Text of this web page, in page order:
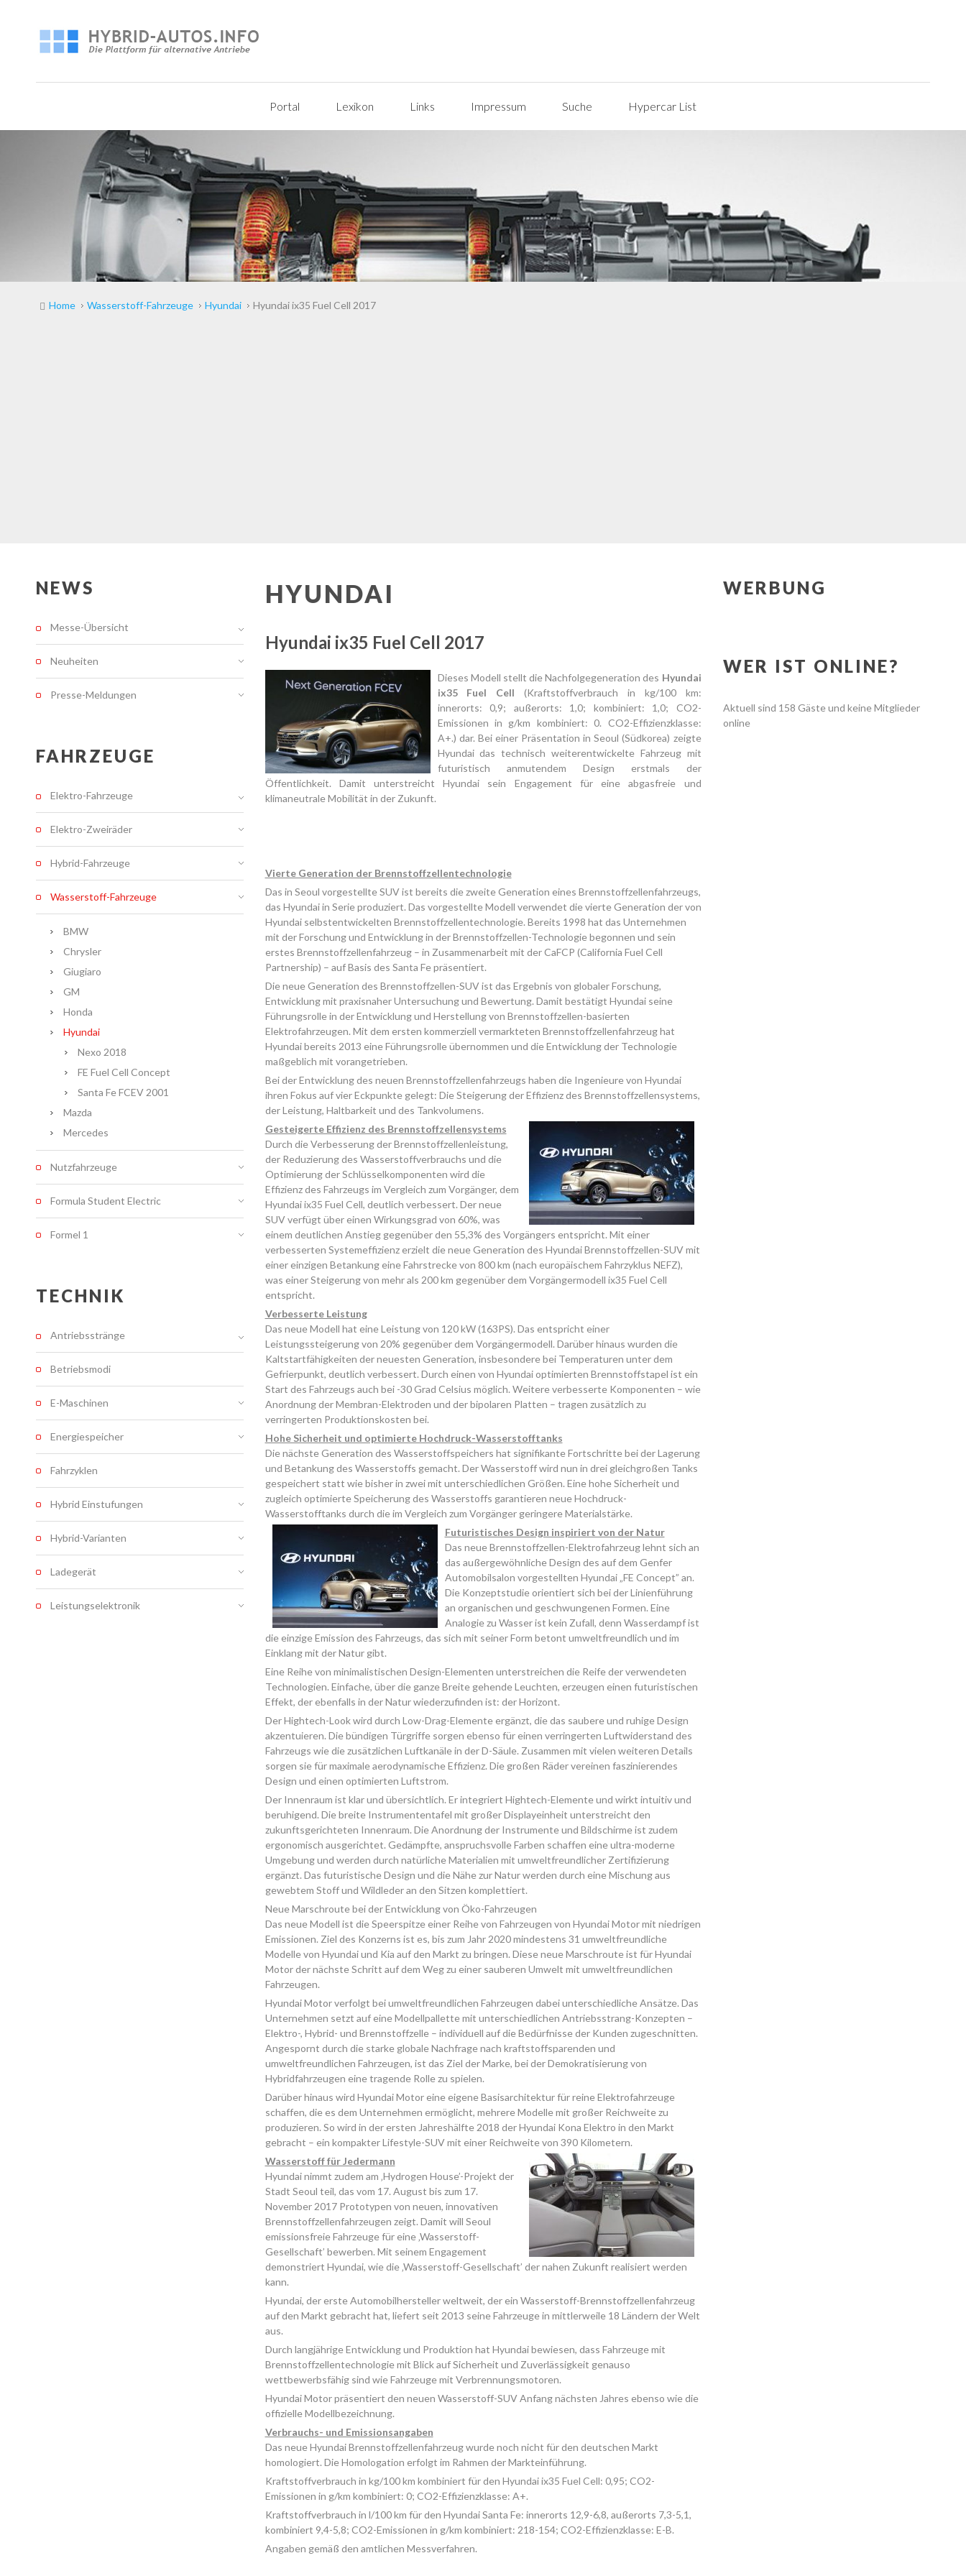
Portal Lexikon Links Impressum Suche Hypercar List
Home Wasserstoff-Fahrzeuge Hyundai Hyundai ix35 Fuel Cell 2017
HYUNDAI
Hyundai ix35 Fuel Cell 2017
Dieses Modell stellt die Nachfolgegeneration des Hyundai
ix35 Fuel Cell (Kraftstoffverbrauch in kg/100 km:
innerorts: 0,9; außerorts: 1,0; kombiniert: 1,0; CO2-
Emissionen in g/km kombiniert: 0. CO2-Effizienzklasse:
A+.) dar. Bei einer Präsentation in Seoul (Südkorea) zeigte
Hyundai das technisch weiterentwickelte Fahrzeug mit
futuristisch anmutendem Design erstmals der
Öffentlichkeit. Damit unterstreicht Hyundai sein Engagement für eine abgasfreie und
klimaneutrale Mobilität in der Zukunft.
Vierte Generation der Brennstoffzellentechnologie
Das in Seoul vorgestellte SUV ist bereits die zweite Generation eines Brennstoffzellenfahrzeugs,
das Hyundai in Serie produziert. Das vorgestellte Modell verwendet die vierte Generation der von
Hyundai selbstentwickelten Brennstoffzellentechnologie. Bereits 1998 hat das Unternehmen
mit der Forschung und Entwicklung in der Brennstoffzellen-Technologie begonnen und sein
erstes Brennstoffzellenfahrzeug – in Zusammenarbeit mit der CaFCP (California Fuel Cell
Partnership) – auf Basis des Santa Fe präsentiert.
Die neue Generation des Brennstoffzellen-SUV ist das Ergebnis von globaler Forschung,
Entwicklung mit praxisnaher Untersuchung und Bewertung. Damit bestätigt Hyundai seine
Führungsrolle in der Entwicklung und Herstellung von Brennstoffzellen-basierten
Elektrofahrzeugen. Mit dem ersten kommerziell vermarkteten Brennstoffzellenfahrzeug hat
Hyundai bereits 2013 eine Führungsrolle übernommen und die Entwicklung der Technologie
maßgeblich mit vorangetrieben.
Bei der Entwicklung des neuen Brennstoffzellenfahrzeugs haben die Ingenieure von Hyundai
ihren Fokus auf vier Eckpunkte gelegt: Die Steigerung der Effizienz des Brennstoffzellensystems,
der Leistung, Haltbarkeit und des Tankvolumens.
Gesteigerte Effizienz des Brennstoffzellensystems
Durch die Verbesserung der Brennstoffzellenleistung,
der Reduzierung des Wasserstoffverbrauchs und die
Optimierung der Schlüsselkomponenten wird die
Effizienz des Fahrzeugs im Vergleich zum Vorgänger, dem
Hyundai ix35 Fuel Cell, deutlich verbessert. Der neue
SUV verfügt über einen Wirkungsgrad von 60%, was
einem deutlichen Anstieg gegenüber den 55,3% des Vorgängers entspricht. Mit einer
verbesserten Systemeffizienz erzielt die neue Generation des Hyundai Brennstoffzellen-SUV mit
einer einzigen Betankung eine Fahrstrecke von 800 km (nach europäischem Fahrzyklus NEFZ),
was einer Steigerung von mehr als 200 km gegenüber dem Vorgängermodell ix35 Fuel Cell
entspricht.
Verbesserte Leistung
Das neue Modell hat eine Leistung von 120 kW (163PS). Das entspricht einer
Leistungssteigerung von 20% gegenüber dem Vorgängermodell. Darüber hinaus wurden die
Kaltstartfähigkeiten der neuesten Generation, insbesondere bei Temperaturen unter dem
Gefrierpunkt, deutlich verbessert. Durch einen von Hyundai optimierten Brennstoffstapel ist ein
Start des Fahrzeugs auch bei -30 Grad Celsius möglich. Weitere verbesserte Komponenten – wie
Anordnung der Membran-Elektroden und der bipolaren Platten – tragen zusätzlich zu
verringerten Produktionskosten bei.
Hohe Sicherheit und optimierte Hochdruck-Wasserstofftanks
Die nächste Generation des Wasserstoffspeichers hat signifikante Fortschritte bei der Lagerung
und Betankung des Wasserstoffs gemacht. Der Wasserstoff wird nun in drei gleichgroßen Tanks
gespeichert statt wie bisher in zwei mit unterschiedlichen Größen. Eine hohe Sicherheit und
zugleich optimierte Speicherung des Wasserstoffs garantieren neue Hochdruck-
Wasserstofftanks durch die im Vergleich zum Vorgänger geringere Materialstärke.
Futuristisches Design inspiriert von der Natur
Das neue Brennstoffzellen-Elektrofahrzeug lehnt sich an
das außergewöhnliche Design des auf dem Genfer
Automobilsalon vorgestellten Hyundai „FE Concept” an.
Die Konzeptstudie orientiert sich bei der Linienführung
an organischen und geschwungenen Formen. Eine
Analogie zu Wasser ist kein Zufall, denn Wasserdampf ist
die einzige Emission des Fahrzeugs, das sich mit seiner Form betont umweltfreundlich und im
Einklang mit der Natur gibt.
Eine Reihe von minimalistischen Design-Elementen unterstreichen die Reife der verwendeten
Technologien. Einfache, über die ganze Breite gehende Leuchten, erzeugen einen futuristischen
Effekt, der ebenfalls in der Natur wiederzufinden ist: der Horizont.
Der Hightech-Look wird durch Low-Drag-Elemente ergänzt, die das saubere und ruhige Design
akzentuieren. Die bündigen Türgriffe sorgen ebenso für einen verringerten Luftwiderstand des
Fahrzeugs wie die zusätzlichen Luftkanäle in der D-Säule. Zusammen mit vielen weiteren Details
sorgen sie für maximale aerodynamische Effizienz. Die großen Räder vereinen faszinierendes
Design und einen optimierten Luftstrom.
Der Innenraum ist klar und übersichtlich. Er integriert Hightech-Elemente und wirkt intuitiv und
beruhigend. Die breite Instrumententafel mit großer Displayeinheit unterstreicht den
zukunftsgerichteten Innenraum. Die Anordnung der Instrumente und Bildschirme ist zudem
ergonomisch ausgerichtet. Gedämpfte, anspruchsvolle Farben schaffen eine ultra-moderne
Umgebung und werden durch natürliche Materialien mit umweltfreundlicher Zertifizierung
ergänzt. Das futuristische Design und die Nähe zur Natur werden durch eine Mischung aus
gewebtem Stoff und Wildleder an den Sitzen komplettiert.
Neue Marschroute bei der Entwicklung von Öko-Fahrzeugen
Das neue Modell ist die Speerspitze einer Reihe von Fahrzeugen von Hyundai Motor mit niedrigen
Emissionen. Ziel des Konzerns ist es, bis zum Jahr 2020 mindestens 31 umweltfreundliche
Modelle von Hyundai und Kia auf den Markt zu bringen. Diese neue Marschroute ist für Hyundai
Motor der nächste Schritt auf dem Weg zu einer sauberen Umwelt mit umweltfreundlichen
Fahrzeugen.
Hyundai Motor verfolgt bei umweltfreundlichen Fahrzeugen dabei unterschiedliche Ansätze. Das
Unternehmen setzt auf eine Modellpallette mit unterschiedlichen Antriebsstrang-Konzepten –
Elektro-, Hybrid- und Brennstoffzelle – individuell auf die Bedürfnisse der Kunden zugeschnitten.
Angespornt durch die starke globale Nachfrage nach kraftstoffsparenden und
umweltfreundlichen Fahrzeugen, ist das Ziel der Marke, bei der Demokratisierung von
Hybridfahrzeugen eine tragende Rolle zu spielen.
Darüber hinaus wird Hyundai Motor eine eigene Basisarchitektur für reine Elektrofahrzeuge
schaffen, die es dem Unternehmen ermöglicht, mehrere Modelle mit großer Reichweite zu
produzieren. So wird in der ersten Jahreshälfte 2018 der Hyundai Kona Elektro in den Markt
gebracht – ein kompakter Lifestyle-SUV mit einer Reichweite von 390 Kilometern.
Wasserstoff für Jedermann
Hyundai nimmt zudem am ‚Hydrogen House’-Projekt der
Stadt Seoul teil, das vom 17. August bis zum 17.
November 2017 Prototypen von neuen, innovativen
Brennstoffzellenfahrzeugen zeigt. Damit will Seoul
emissionsfreie Fahrzeuge für eine ‚Wasserstoff-
Gesellschaft’ bewerben. Mit seinem Engagement
demonstriert Hyundai, wie die ‚Wasserstoff-Gesellschaft’ der nahen Zukunft realisiert werden
kann.
Hyundai, der erste Automobilhersteller weltweit, der ein Wasserstoff-Brennstoffzellenfahrzeug
auf den Markt gebracht hat, liefert seit 2013 seine Fahrzeuge in mittlerweile 18 Ländern der Welt
aus.
Durch langjährige Entwicklung und Produktion hat Hyundai bewiesen, dass Fahrzeuge mit
Brennstoffzellentechnologie mit Blick auf Sicherheit und Zuverlässigkeit genauso
wettbewerbsfähig sind wie Fahrzeuge mit Verbrennungsmotoren.
Hyundai Motor präsentiert den neuen Wasserstoff-SUV Anfang nächsten Jahres ebenso wie die
offizielle Modellbezeichnung.
Verbrauchs- und Emissionsangaben
Das neue Hyundai Brennstoffzellenfahrzeug wurde noch nicht für den deutschen Markt
homologiert. Die Homologation erfolgt im Rahmen der Markteinführung.
Kraftstoffverbrauch in kg/100 km kombiniert für den Hyundai ix35 Fuel Cell: 0,95; CO2-
Emissionen in g/km kombiniert: 0; CO2-Effizienzklasse: A+.
Kraftstoffverbrauch in l/100 km für den Hyundai Santa Fe: innerorts 12,9-6,8, außerorts 7,3-5,1,
kombiniert 9,4-5,8; CO2-Emissionen in g/km kombiniert: 218-154; CO2-Effizienzklasse: E-B.
Angaben gemäß den amtlichen Messverfahren.
NEWS
Messe-Übersicht
Neuheiten
Presse-Meldungen
FAHRZEUGE
Elektro-Fahrzeuge
Elektro-Zweiräder
Hybrid-Fahrzeuge
Wasserstoff-Fahrzeuge
BMW
Chrysler
Giugiaro
GM
Honda
Hyundai
Nexo 2018
FE Fuel Cell Concept
Santa Fe FCEV 2001
Mazda
Mercedes
Nutzfahrzeuge
Formula Student Electric
Formel 1
TECHNIK
Antriebsstränge
Betriebsmodi
E-Maschinen
Energiespeicher
Fahrzyklen
Hybrid Einstufungen
Hybrid-Varianten
Ladegerät
Leistungselektronik
WERBUNG
WER IST ONLINE?
Aktuell sind 158 Gäste und keine Mitglieder
online